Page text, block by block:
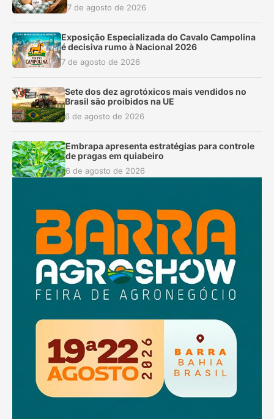
7 de agosto de 2026
Exposição Especializada do Cavalo Campolina
é decisiva rumo à Nacional 2026
7 de agosto de 2026
Sete dos dez agrotóxicos mais vendidos no
Brasil são proibidos na UE
6 de agosto de 2026
Embrapa apresenta estratégias para controle
de pragas em quiabeiro
6 de agosto de 2026